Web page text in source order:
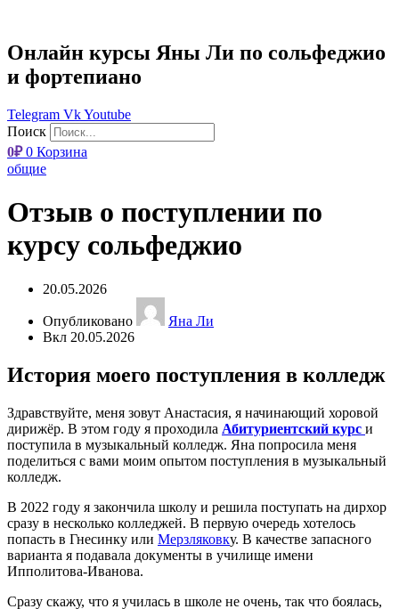
Онлайн курсы Яны Ли по сольфеджио
и фортепиано
Telegram VkYoutube
Поиск
0₽ 0 Корзина
общие
Отзыв о поступлении по
курсу сольфеджио
20.05.2026
Опубликовано
Яна Ли
Вкл 20.05.2026
История моего поступления в колледж
Здравствуйте, меня зовут Анастасия, я начинающий хоровой
дирижёр. В этом году я проходила Абитуриентский курс и
поступила в музыкальный колледж. Яна попросила меня
поделиться с вами моим опытом поступления в музыкальный
колледж.
В 2022 году я закончила школу и решила поступать на дирхор
сразу в несколько колледжей. В первую очередь хотелось
попасть в Гнесинку или Мерзляковку. В качестве запасного
варианта я подавала документы в училище имени
Ипполитова-Иванова.
Сразу скажу, что я училась в школе не очень, так что боялась,